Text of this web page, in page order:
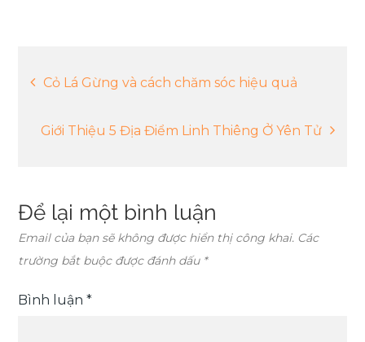
Điều
hướng
viết
Cỏ Lá Gừng và cách chăm sóc hiệu quả
Giới Thiệu 5 Địa Điểm Linh Thiêng Ở Yên Tử
Để lại một bình luận
Email của bạn sẽ không được hiển thị công khai. Các
trường bắt buộc được đánh dấu *
Bình luận*